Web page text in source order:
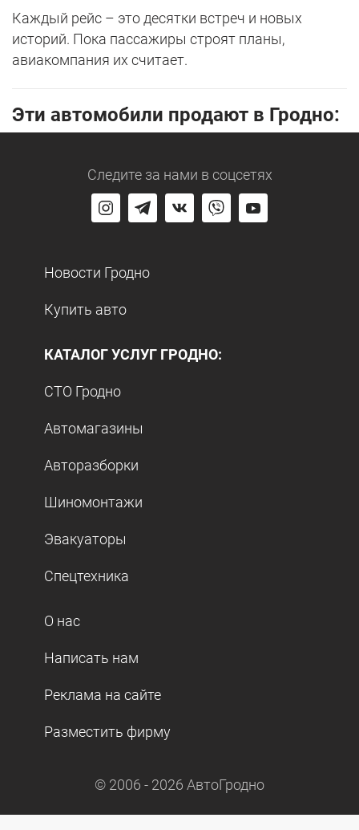
Каждый рейс – это десятки встреч и новых
историй. Пока пассажиры строят планы,
авиакомпания их считает.
Эти автомобили продают в Гродно:
Следите за нами в соцсетях
Новости Гродно
Купить авто
КАТАЛОГ УСЛУГ ГРОДНО:
СТО Гродно
Автомагазины
Авторазборки
Шиномонтажи
Эвакуаторы
Спецтехника
О нас
Написать нам
Реклама на сайте
Разместить фирму
© 2006 - 2026 АвтоГродно